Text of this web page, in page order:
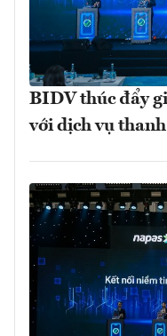
BIDV thúc đẩy
với dịch vụ